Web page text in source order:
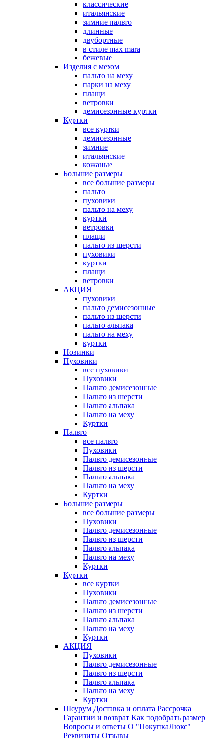
классические
итальянские
зимние пальто
длинные
двубортные
в стиле max mara
бежевые
Изделия с мехом
пальто на меху
парки на меху
плащи
ветровки
демисезонные куртки
Куртки
все куртки
демисезонные
зимние
итальянские
кожаные
Большие размеры
все большие размеры
пальто
пуховики
пальто на меху
куртки
ветровки
плащи
пальто из шерсти
пуховики
куртки
плащи
ветровки
АКЦИЯ
пуховики
пальто демисезонные
пальто из шерсти
пальто альпака
пальто на меху
куртки
Новинки
Пуховики
все пуховики
Пуховики
Пальто демисезонные
Пальто из шерсти
Пальто альпака
Пальто на меху
Куртки
Пальто
все пальто
Пуховики
Пальто демисезонные
Пальто из шерсти
Пальто альпака
Пальто на меху
Куртки
Большие размеры
все большие размеры
Пуховики
Пальто демисезонные
Пальто из шерсти
Пальто альпака
Пальто на меху
Куртки
Куртки
все куртки
Пуховики
Пальто демисезонные
Пальто из шерсти
Пальто альпака
Пальто на меху
Куртки
АКЦИЯ
Пуховики
Пальто демисезонные
Пальто из шерсти
Пальто альпака
Пальто на меху
Куртки
Шоурум Доставка и оплата Рассрочка
Гарантии и возврат Как подобрать размер
Вопросы и ответы О "ПокупкаЛюкс"
Реквизиты Отзывы